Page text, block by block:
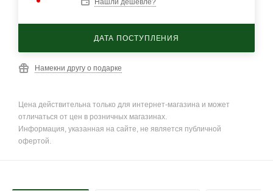
Нашли дешевле?
ДАТА ПОСТУПЛЕНИЯ
Намекни другу о подарке
Цена действительна только для интернет-магазина и может
отличаться от цен в розничных магазинах.
Информация, указанная на сайте, не является публичной
офертой.